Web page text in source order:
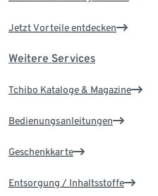
Jetzt Vorteile entdecken
Weitere Services
Tchibo Kataloge & Magazine
Bedienungsanleitungen
Geschenkkarte
Entsorgung / Inhaltsstoffe